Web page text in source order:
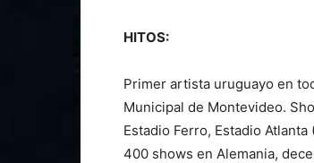
HITOS:
Primer artista uruguayo en
Municipal de Montevideo.
Estadio Ferro, Estadio
400 shows en Alemania,